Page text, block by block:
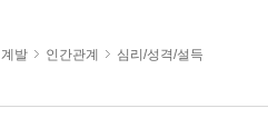
발 인간관계 심리/성격/설득